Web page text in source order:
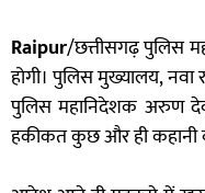
Raipur/छत्तीसगढ़ पुलिस
होगी। पुलिस मुख्यालय, नवा
पुलिस महानिदेशक अरुण
हकीकत कुछ और ही कहानी